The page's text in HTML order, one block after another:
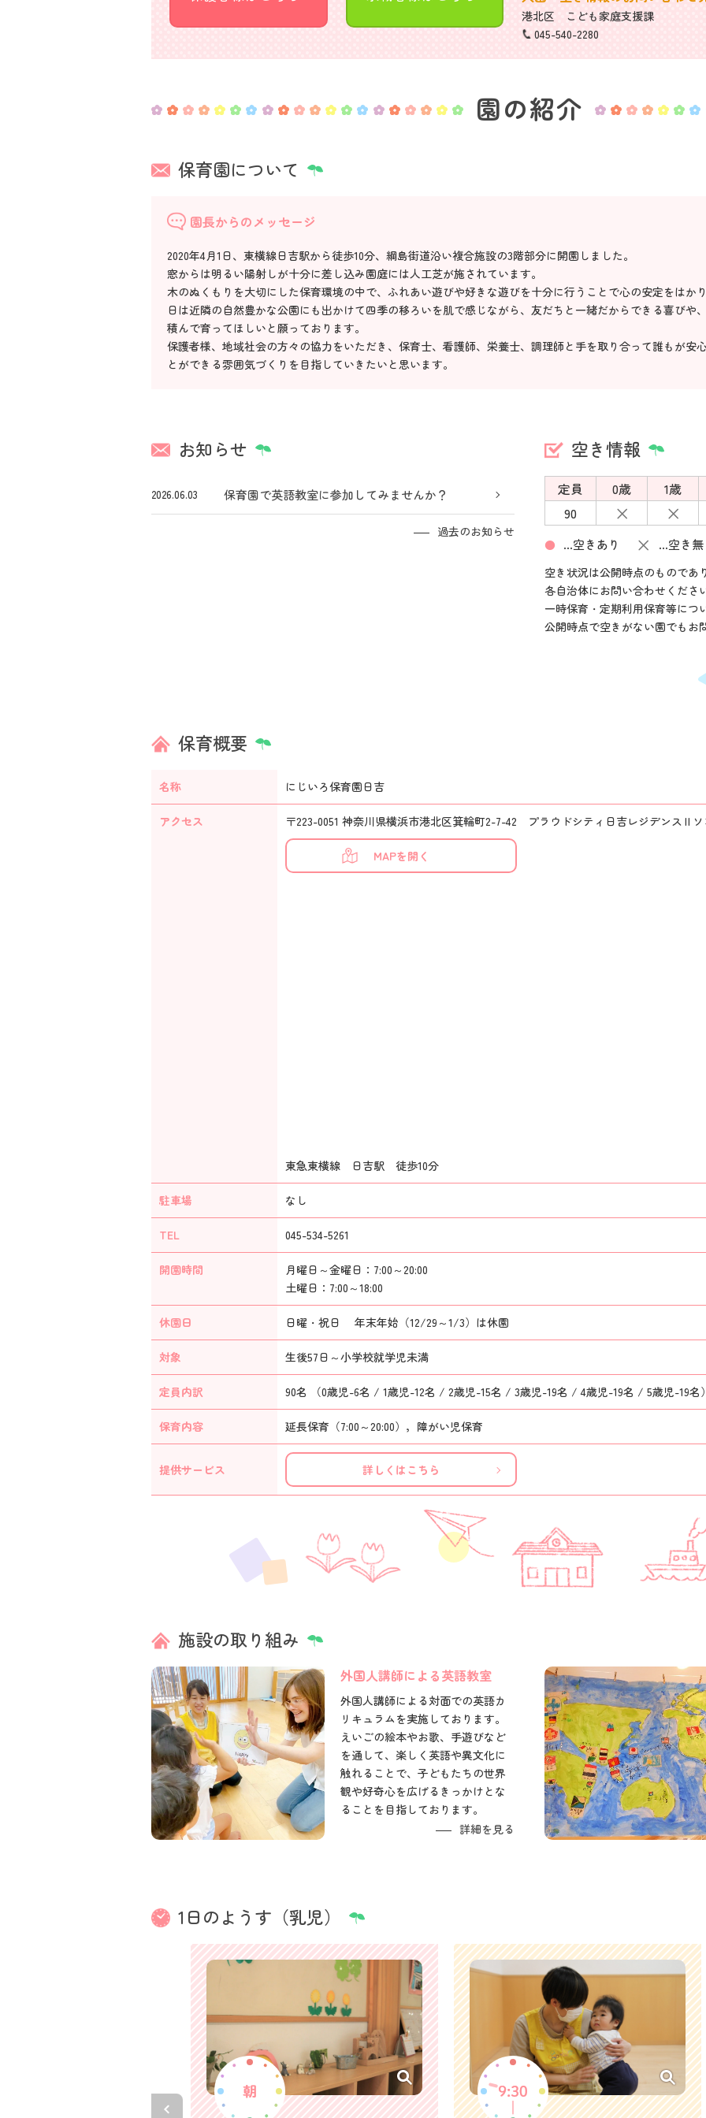
港北区 こども家庭支援課
045-540-2280
園の紹介
保育園について
園長からのメッセージ
2020年4月1日、東横線日吉駅から徒歩10分、綱島街道沿い複合施設の3階部分に開園しました。
窓からは明るい陽射しが十分に差し込み園庭には人工芝が施されています。
木のぬくもりを大切にした保育環境の中で、ふれあい遊びや好きな遊びを十分に行うことで心の安定をはか
日は近隣の自然豊かな公園にも出かけて四季の移ろいを肌で感じながら、友だちと一緒だからできる喜びや
積んで育ってほしいと願っております。
保護者様、地域社会の方々の協力をいただき、保育士、看護師、栄養士、調理師と手を取り合って誰もが安
とができる雰囲気づくりを目指していきたいと思います。
お知らせ
2026.06.03 保育園で英語教室に参加してみませんか？
過去のお知らせ
空き情報
定員 0歳 1歳
90
× ×
● …空きあり × …空き無
空き状況は公開時点のものであ
各自治体にお問い合わせください
一時保育・定期利用保育等につ
公開時点で空きがない園でもお
保育概要
名称 にじいろ保育園日吉
アクセス 〒223-0051 神奈川県横浜市港北区箕輪町2-7-42 プラウドシティ日吉レジデンスⅡ
MAPを開く
東急東横線 日吉駅 徒歩10分
駐車場 なし
TEL 045-534-5261
開園時間
月曜日～金曜日：7:00～20:00
土曜日：7:00～18:00
休園日 日曜・祝日 年末年始（12/29～1/3）は休園
対象 生後57日～小学校就学児未満
定員内訳 90名 （0歳児-6名 / 1歳児-12名 / 2歳児-15名 / 3歳児-19名 / 4歳児-19名 / 5歳児-19名）
保育内容 延長保育（7:00～20:00），障がい児保育
提供サービス 詳しくはこちら
施設の取り組み
外国人講師による英語教室
外国人講師による対面での英語カ
リキュラムを実施しております。
えいごの絵本やお歌、手遊びなど
を通して、楽しく英語や異文化に
触れることで、子どもたちの世界
観や好奇心を広げるきっかけとな
ることを目指しております。
詳細を見る
1日のようす（乳児）